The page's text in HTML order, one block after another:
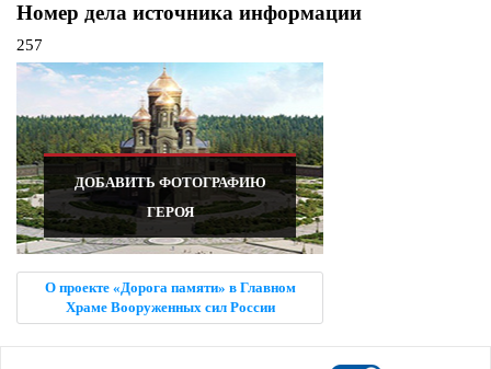
Номер дела источника информации
257
ДОБАВИТЬ ФОТОГРАФИЮ
ГЕРОЯ
О проекте «Дорога памяти» в Главном
Храме Вооруженных сил России